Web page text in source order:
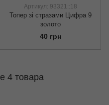
Артикул: 93321::18
Топер зі стразами Цифра 9
золото
40 грн
4 товара